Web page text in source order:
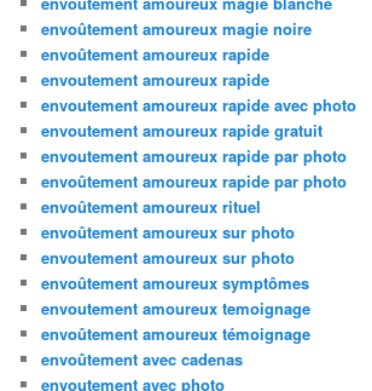
envoûtement amoureux magie noire
envoûtement amoureux rapide
envoutement amoureux rapide
envoutement amoureux rapide avec photo
envoutement amoureux rapide gratuit
envoutement amoureux rapide par photo
envoûtement amoureux rapide par photo
envoûtement amoureux rituel
envoûtement amoureux sur photo
envoutement amoureux sur photo
envoûtement amoureux symptômes
envoutement amoureux temoignage
envoûtement amoureux témoignage
envoûtement avec cadenas
envoutement avec photo